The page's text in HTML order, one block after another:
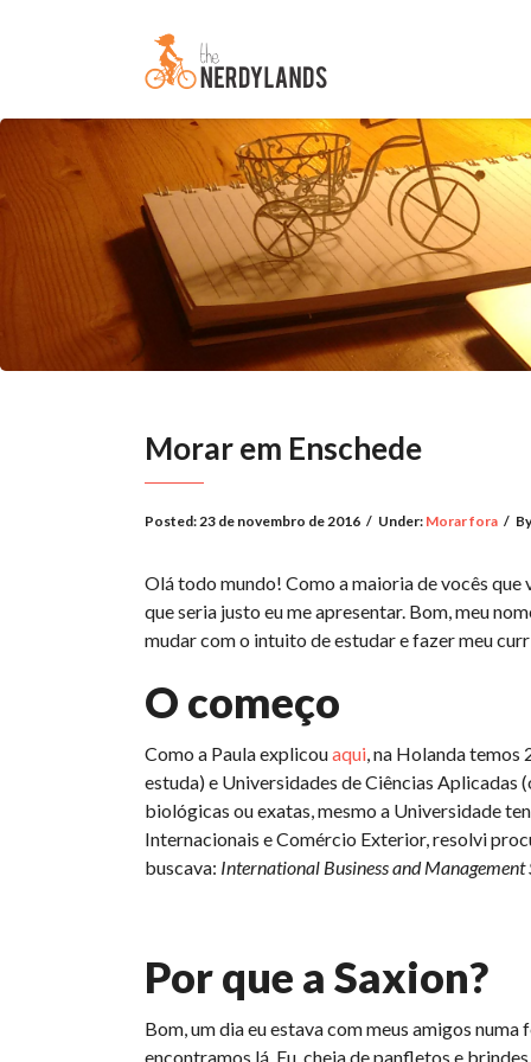
Morar em Enschede
Posted:23 de novembro de 2016 / Under: Morar fora /
Olá todo mundo! Como a maioria de vocês que
que seria justo eu me apresentar. Bom, meu
mudar com o intuito de estudar e fazer meu
O começo
Como a Paula explicouaqui, na Holanda temos
estuda) e Universidades de Ciências Aplicadas
biológicas ou exatas, mesmo a Universidade
Internacionais e Comércio Exterior, resolvi
buscava: International Business and Management
Por que a Saxion?
Bom, um dia eu estava com meus amigos
encontramos lá. Eu, cheia de panfletos e